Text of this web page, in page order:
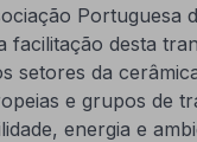
Portuguesa
facilitação desta
setores da
e grupos de
energia e